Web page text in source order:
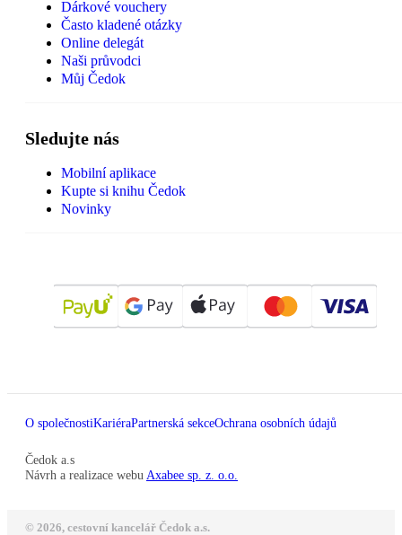
Dárkové vouchery
Často kladené otázky
Online delegát
Naši průvodci
Můj Čedok
Sledujte nás
Mobilní aplikace
Kupte si knihu Čedok
Novinky
O společnostiKariéraPartnerská sekceOchrana osobních údajů
Čedok a.s
Návrh a realizace webu Axabee sp. z. o.o.
© 2026, cestovní kancelář Čedok a.s.